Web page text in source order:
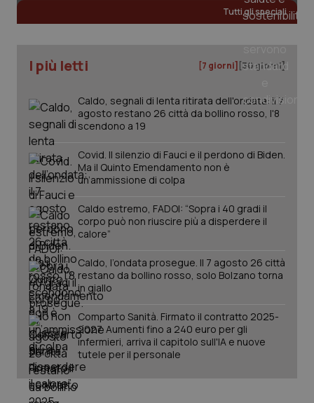
Tutti gli speciali
I più letti [7 giorni] [30 giorni]
Caldo, segnali di lenta ritirata dell'ondata: il 7
agosto restano 26 città da bollino rosso, l'8
scendono a 19
Covid. Il silenzio di Fauci e il perdono di Biden.
Ma il Quinto Emendamento non è
un’ammissione di colpa
Caldo estremo, FADOI: “Sopra i 40 gradi il
corpo può non riuscire più a disperdere il
calore”
Caldo, l’ondata prosegue. Il 7 agosto 26 città
restano da bollino rosso, solo Bolzano torna
in giallo
Comparto Sanità. Firmato il contratto 2025-
2027. Aumenti fino a 240 euro per gli
infermieri, arriva il capitolo sull'IA e nuove
tutele per il personale
PHPSESSID